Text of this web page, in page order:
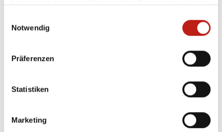
Notwendig
Präferenzen
Statistiken
Marketing
mehr Infos
Gottesdienst mit Meet and Greet,
Ev.-Luth. Friedenskirchengemeinde Plön
11:00 Uhr